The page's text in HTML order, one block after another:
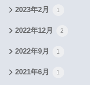
2023年2月 1
2022年12月 2
2022年9月 1
2021年6月 1